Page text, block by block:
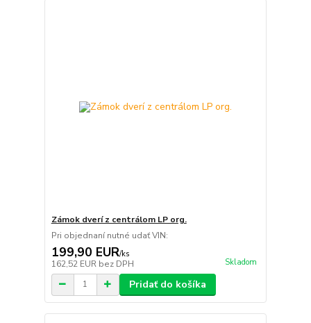
Zámok dverí z centrálom LP org.
Pri objednaní nutné udať VIN:
199,90 EUR/ks
162,52 EUR bez DPH Skladom
Pridať do košíka